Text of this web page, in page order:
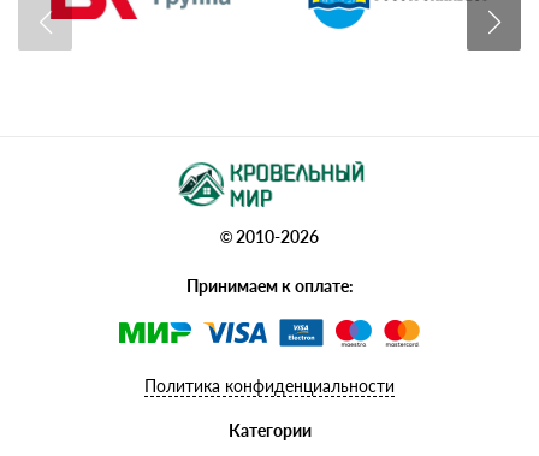
© 2010-2026
Принимаем к оплате:
Политика конфиденциальности
Категории